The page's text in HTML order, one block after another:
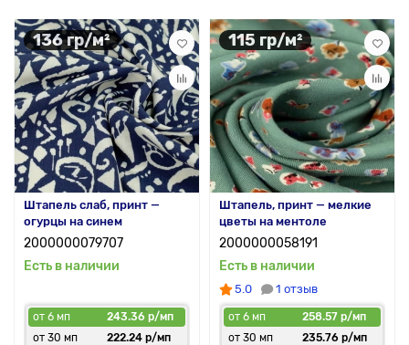
136 гр/м²
Штапель слаб, принт —
огурцы на синем
2000000079707
Есть в наличии
от 6 мп
243.36 р/мп
от 30 мп
222.24 р/мп
115 гр/м²
Штапель, принт — мелкие
цветы на ментоле
2000000058191
Есть в наличии
5.0 1 отзыв
от 6 мп
258.57 р/мп
от 30 мп
235.76 р/мп